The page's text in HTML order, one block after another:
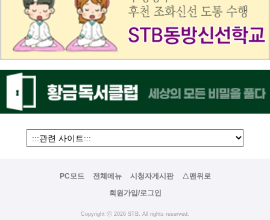
PC모드 전체메뉴 시청자게시판
△맨위로
회원가입/로그인
Copyright ⓒ 2026 STB. All rights reserved.